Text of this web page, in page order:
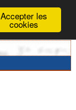
Accepter les
cookies